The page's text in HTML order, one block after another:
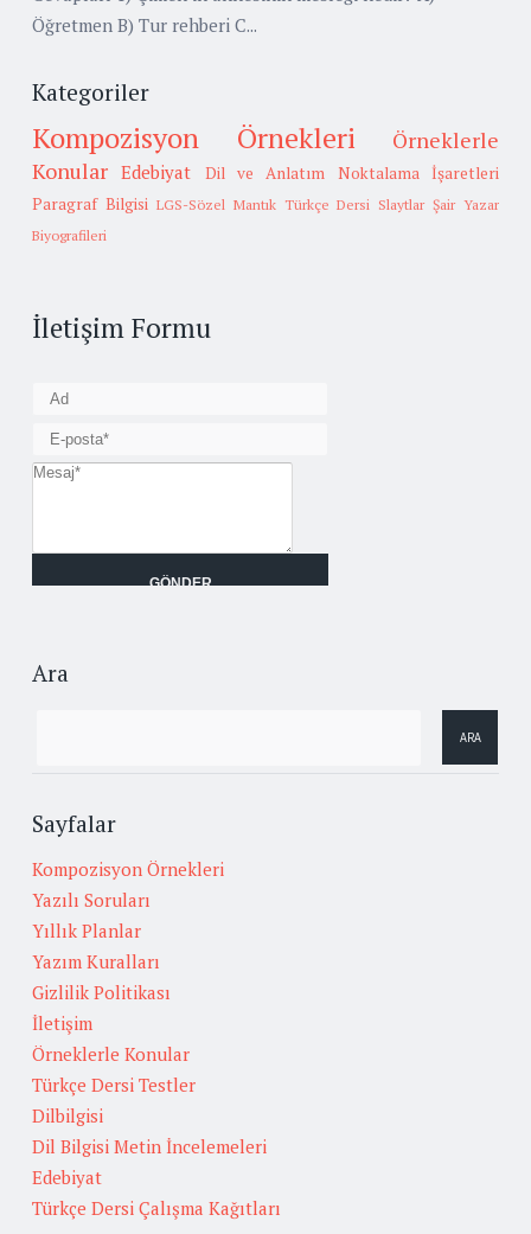
Öğretmen B) Tur rehberi C...
Kategoriler
Kompozisyon Örnekleri
Örneklerle
Konular Edebiyat Dil ve Anlatım
Noktalama İşaretleri
Paragraf Bilgisi LGS-Sözel Mantık Türkçe Dersi Slaytlar Şair Yazar
Biyografileri
İletişim Formu
Ara
Sayfalar
Kompozisyon Örnekleri
Yazılı Soruları
Yıllık Planlar
Yazım Kuralları
Gizlilik Politikası
İletişim
Örneklerle Konular
Türkçe Dersi Testler
Dilbilgisi
Dil Bilgisi Metin İncelemeleri
Edebiyat
Türkçe Dersi Çalışma Kağıtları